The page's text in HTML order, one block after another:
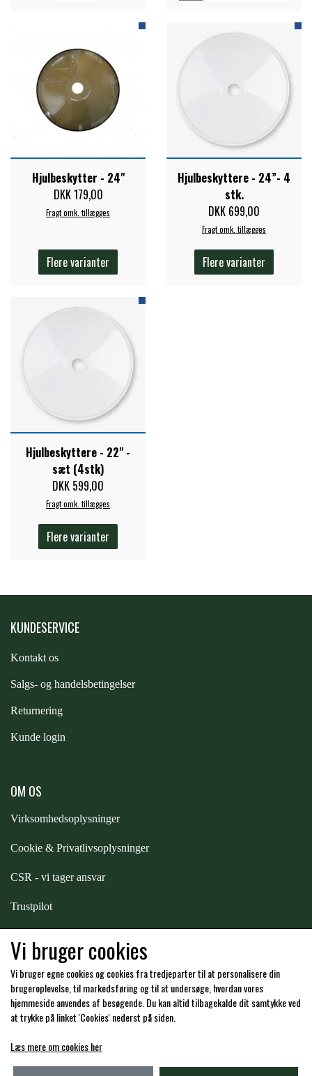
WAHLSTEN
WALDHAUSEN
QHP -BRANDS OF Q
PREMIER EQUINE INSEKTBESKYTTELSE
Hjulbeskytter - 24"
DKK 179,00
Fragt omk. tillægges
Flere varianter
Hjulbeskyttere - 24”- 4
stk.
DKK 699,00
Fragt omk. tillægges
Flere varianter
Hjulbeskyttere - 22" -
sæt (4stk)
DKK 599,00
Fragt omk. tillægges
Flere varianter
KUNDESERVICE
Kontakt os
Salgs- og handelsbetingelser
Returnering
Kunde login
OM OS
Virksomhedsoplysninger
Cookie & Privatlivsoplysninger
CSR - vi tager ansvar
Trustpilot
Hos os kan du betale med:
Vi bruger cookies
Vi bruger egne cookies og cookies fra tredjeparter til at personalisere din
brugeroplevelse, til markedsføring og til at undersøge, hvordan vores
hjemmeside anvendes af besøgende. Du kan altid tilbagekalde dit samtykke ved
at trykke på linket 'Cookies' nederst på siden.
Læs mere om cookies her